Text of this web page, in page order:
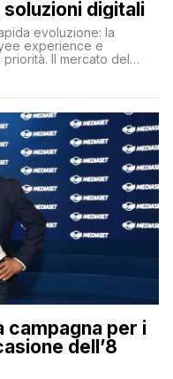
digitali
evoluzione: la
experience e
Il mercato del
con una lotta
campagna per i
dell’8